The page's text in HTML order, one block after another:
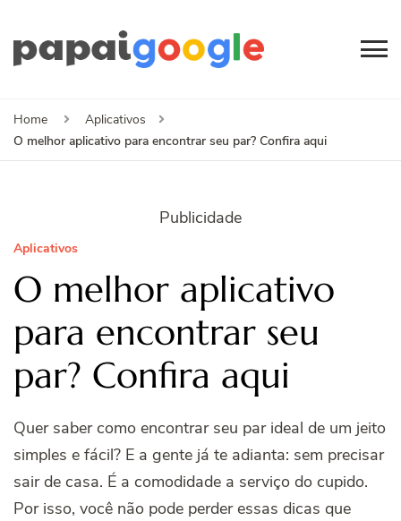
Home
Aplicativos
O melhor aplicativo para encontrar seu par? Confira aqui
Publicidade
Aplicativos
O melhor aplicativo
para encontrar seu
par? Confira aqui
Quer saber como encontrar seu par ideal de um jeito
simples e fácil? E a gente já te adianta: sem precisar
sair de casa. É a comodidade a serviço do cupido.
Por isso, você não pode perder essas dicas que